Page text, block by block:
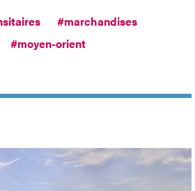
#marchandises
#moyen-orient